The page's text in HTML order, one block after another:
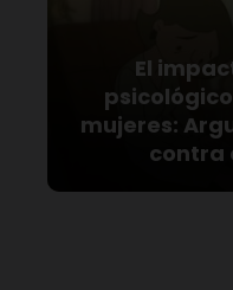
El
mujeres:
contra